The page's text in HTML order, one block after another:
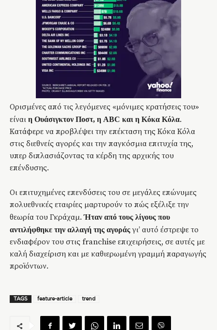
Ορισμένες από τις λεγόμενες «μόνιμες κρατήσεις του»
είναι η Ουάσιγκτον Ποστ, η ABC και η Κόκα Κόλα.
Κατάφερε να προβλέψει την επέκταση της Κόκα Κόλα
στις διεθνείς αγορές και την παγκόσμια επιτυχία της,
υπερ διπλασιάζοντας τα κέρδη της αρχικής του
επένδυσης.
Οι επιτυχημένες επενδύσεις του σε μεγάλες επώνυμες
πολυεθνικές εταιρίες μαρτυρούν το πώς εξέλιξε την
θεωρία του Γκράχαμ.Ήταν από τους λίγους που
αντιλήφθηκε την αλλαγή της αγοράς γι’ αυτό έστρεψε το
ενδιαφέρον του στις franchise επιχειρήσεις, σε αυτές με
καλή διαχείριση και με καθιερωμένη γραμμή παραγωγής
προϊόντων.
TAGS feature-article trend